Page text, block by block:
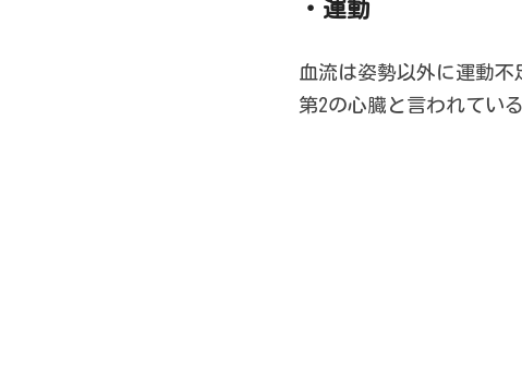
・運動
血流は姿勢以外に運動不
第2の心臓と言われてい